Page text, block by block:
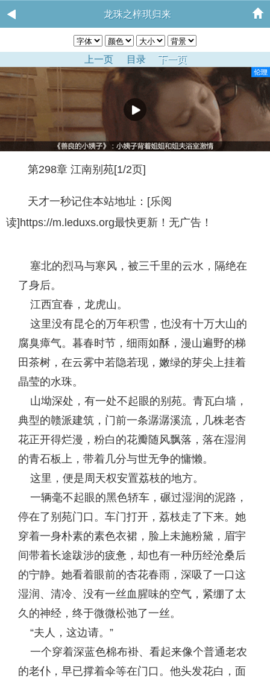
龙珠之梓琪归来
上一页 目录 下一页
第298章 江南别苑[1/2页]
天才一秒记住本站地址：[乐阅
读]https://m.leduxs.org最快更新！无广告！
塞北的烈马与寒风，被三千里的云水，隔绝在
了身后。
江西宜春，龙虎山。
这里没有昆仑的万年积雪，也没有十万大山的
腐臭瘴气。暮春时节，细雨如酥，漫山遍野的梯
田茶树，在云雾中若隐若现，嫩绿的芽尖上挂着
晶莹的水珠。
山坳深处，有一处不起眼的别苑。青瓦白墙，
典型的赣派建筑，门前一条潺潺溪流，几株老杏
花正开得烂漫，粉白的花瓣随风飘落，落在湿润
的青石板上，带着几分与世无争的慵懒。
这里，便是周天权安置荔枝的地方。
一辆毫不起眼的黑色轿车，碾过湿润的泥路，
停在了别苑门口。车门打开，荔枝走了下来。她
穿着一身朴素的素色衣裙，脸上未施粉黛，眉宇
间带着长途跋涉的疲惫，却也有一种历经沧桑后
的宁静。她看着眼前的杏花春雨，深吸了一口这
湿润、清冷、没有一丝血腥味的空气，紧绷了太
久的神经，终于微微松弛了一丝。
“夫人，这边请。”
一个穿着深蓝色棉布褂、看起来像个普通老农
的老仆，早已撑着伞等在门口。他头发花白，面